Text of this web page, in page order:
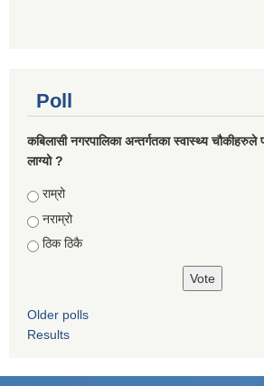
Poll
कबिलासी नगरपालिका अन्तर्गतका स्वास्थ्य चौकीहरुले
लाग्यो ?
Choices
राम्रो
नराम्रो
ठिक ठिकै
Older polls
Results